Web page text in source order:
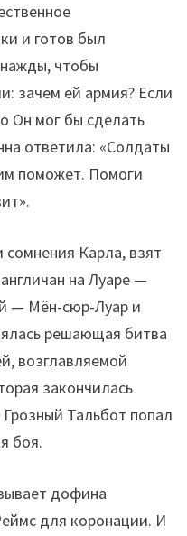
и готов был
чтобы
зачем ей армия? Если
Он мог бы сделать
ответила: «Солдаты
поможет. Помоги
сомнения Карла, взят
на Луаре —
— Мён-сюр-Луар и
решающая битва
возглавляемой
закончилась
Тальбот попал
боя.
дофина
для коронации. И